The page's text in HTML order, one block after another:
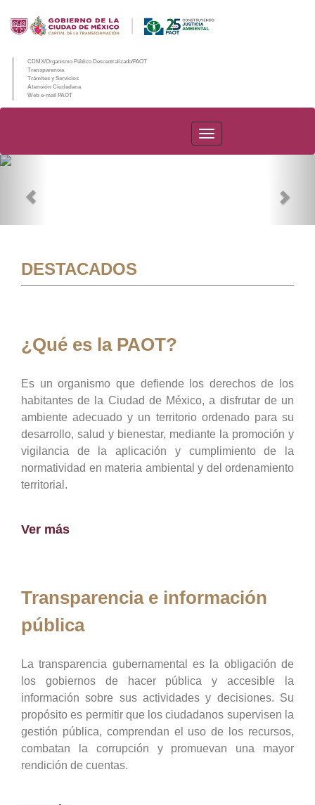
CDMX/Organismo Público Descentralizado/PAOT
Transparencia
Trámites y Servicios
Atención Ciudadana
Web e-mail PAOT
PAOT
DESTACADOS
¿Qué es la PAOT?
Es un organismo que defiende los derechos de los
habitantes de la Ciudad de México, a disfrutar de un
ambiente adecuado y un territorio ordenado para su
desarrollo, salud y bienestar, mediante la promoción y
vigilancia de la aplicación y cumplimiento de la
normatividad en materia ambiental y del ordenamiento
territorial.
Ver más
Transparencia e información
pública
La transparencia gubernamental es la obligación de
los gobiernos de hacer pública y accesible la
información sobre sus actividades y decisiones. Su
propósito es permitir que los ciudadanos supervisen la
gestión pública, comprendan el uso de los recursos,
combatan la corrupción y promuevan una mayor
rendición de cuentas.